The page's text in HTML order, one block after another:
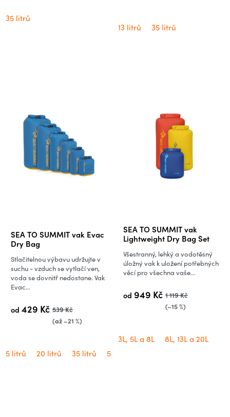
35 litrů
13 litrů 35 litrů
SEA TO SUMMIT vak Evac
Dry Bag
od 429 Kč 539 Kč
(až –21 %)
Stlačitelnou výbavu udržujte v
suchu - vzduch se vytlačí ven,
voda se dovnitř nedostane. Vak
Evac...
5 litrů 20 litrů 35 litrů 5 litrů (vzorek - bez originálního
SEA TO SUMMIT vak
Lightweight Dry Bag Set
Průměrné
hodnocení
produktu
je
5,0
5
od 949 Kč 1 119 Kč
(–15 %)
Všestranný, lehký a vodotěsný
úložný vak k uložení potřebných
věcí pro všechna vaše...
3L, 5L a 8L 8L, 13L a 20L